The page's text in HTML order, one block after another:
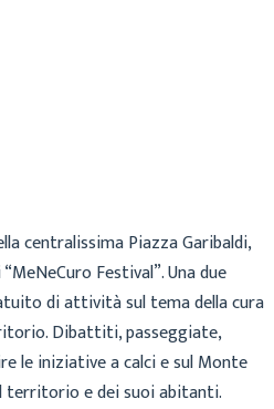
centralissima Piazza Garibaldi,
Festival”. Una due
di attività sul tema della cura
Dibattiti, passeggiate,
le iniziative a calci e sul Monte
territorio e dei suoi abitanti.